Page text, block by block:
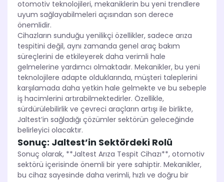
otomotiv teknolojileri, mekaniklerin bu yeni trendlere
uyum sağlayabilmeleri açısından son derece
önemlidir.
Cihazların sunduğu yenilikçi özellikler, sadece arıza
tespitini değil, aynı zamanda genel araç bakım
süreçlerini de etkileyerek daha verimli hale
gelmelerine yardımcı olmaktadır. Mekanikler, bu yeni
teknolojilere adapte olduklarında, müşteri taleplerini
karşılamada daha yetkin hale gelmekte ve bu sebeple
iş hacimlerini artırabilmektedirler. Özellikle,
sürdürülebilirlik ve çevreci araçların artışı ile birlikte,
Jaltest’in sağladığı çözümler sektörün geleceğinde
belirleyici olacaktır.
Sonuç: Jaltest’in Sektördeki Rolü
Sonuç olarak, **Jaltest Arıza Tespit Cihazı**, otomotiv
sektörü içerisinde önemli bir yere sahiptir. Mekanikler,
bu cihaz sayesinde daha verimli, hızlı ve doğru bir